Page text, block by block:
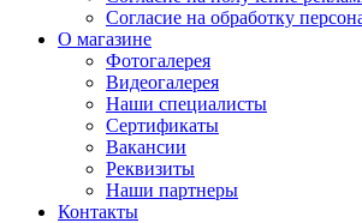
Согласие на обработку
О магазине
Фотогалерея
Видеогалерея
Наши специалисты
Сертификаты
Вакансии
Реквизиты
Наши партнеры
Контакты